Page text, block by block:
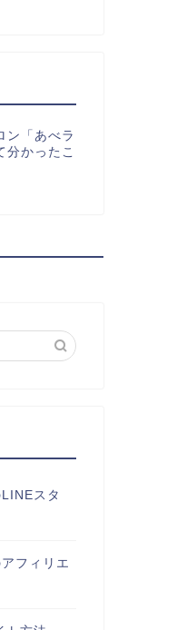
ン「あべラ
分かったこ
スタ
フィリエ